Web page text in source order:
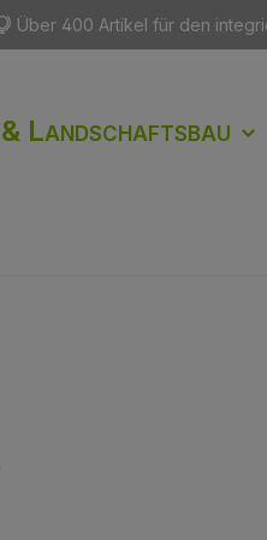
Über 400 Artikel für den
Landschaftsbau